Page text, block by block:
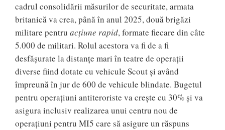
cadrul consolidării măsurilor de securitate, armata
britanică va crea, până în anul 2025, două brigăzi
militare pentru acțiune rapid, formate fiecare din câte
5.000 de militari. Rolul acestora va fi de a fi
desfășurate la distanțe mari în teatre de operații
diverse fiind dotate cu vehicule Scout și având
împreună în jur de 600 de vehicule blindate. Bugetul
pentru operațiuni antiteroriste va crește cu 30% și va
asigura inclusiv realizarea unui centru nou de
operațiuni pentru MI5 care să asigure un răspuns